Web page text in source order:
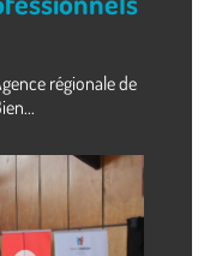
régionale de